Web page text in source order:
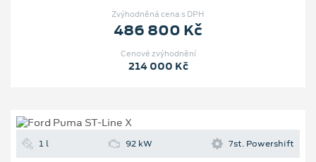
Zvýhodněná cena s DPH
486 800 Kč
Cenové zvýhodnění
214 000 Kč
1 l 92 kW 7st. Powershift